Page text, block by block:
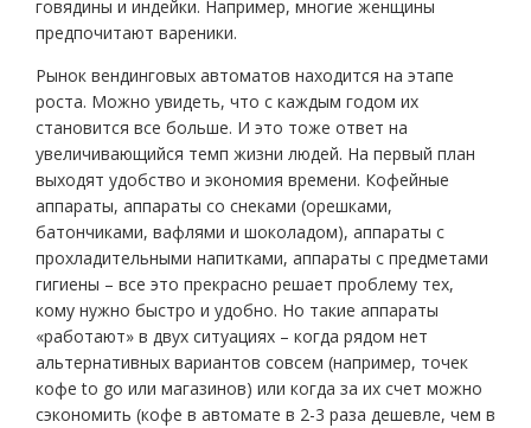
говядины и индейки. Например, многие женщины
предпочитают вареники.
Рынок вендинговых автоматов находится на этапе
роста. Можно увидеть, что с каждым годом их
становится все больше. И это тоже ответ на
увеличивающийся темп жизни людей. На первый план
выходят удобство и экономия времени. Кофейные
аппараты, аппараты со снеками (орешками,
батончиками, вафлями и шоколадом), аппараты с
прохладительными напитками, аппараты с предметами
гигиены – все это прекрасно решает проблему тех,
кому нужно быстро и удобно. Но такие аппараты
«работают» в двух ситуациях – когда рядом нет
альтернативных вариантов совсем (например, точек
кофе to go или магазинов) или когда за их счет можно
сэкономить (кофе в автомате в 2-3 раза дешевле, чем в